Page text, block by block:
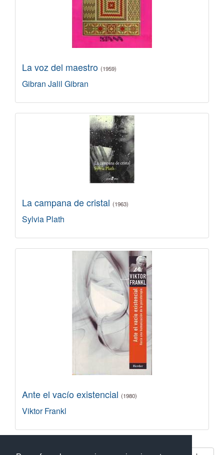
La voz del maestro (1959)
Gibran Jalil Gibran
La campana de cristal (1963)
Sylvia Plath
Ante el vacío existencial (1980)
Viktor Frankl